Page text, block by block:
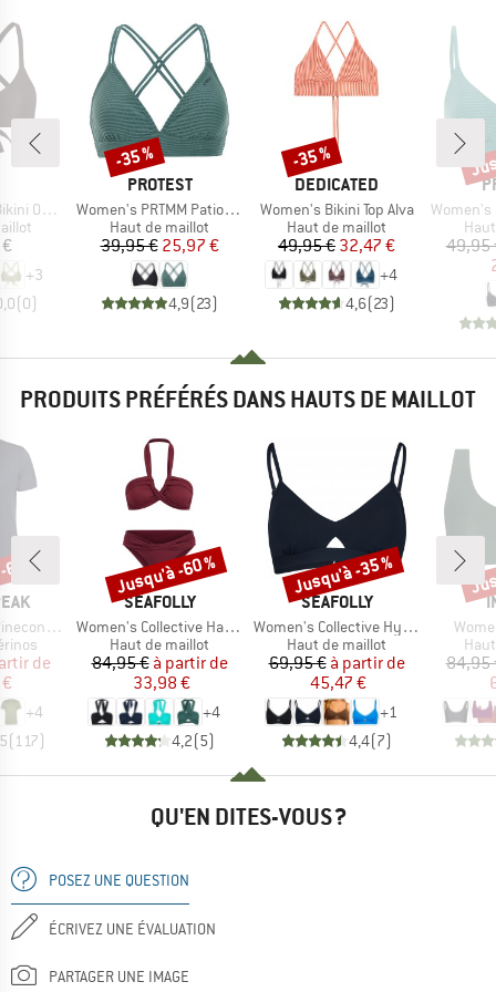
Dace
+3
(0)
MARQUE
PROTEST
Article
Women's PRTMM Patio Triangle
Product group
Haut de maillot
Prix
39,95 €Prix réduit
25,97 €
4,9(23)
Remise
-35 %
MARQUE
DEDICATED
Article
Women's Bikini Top Alva
Product group
Haut de maillot
Prix
49,95 €Prix réduit
32,47 €
+4
4,6(23)
Remise
-35 %
Article
Women's
49,95
PRODUITS PRÉFÉRÉS DANS HAUTS DE MAILLOT
II T-Shirt
réduit
de
+4
(117)
%
MARQUE
SEAFOLLY
Article
Women's Collective Halter Bandeau
Product group
Haut de maillot
Prix
84,95 € Prix réduit
à partir de
33,98 €
+4
4,2(5)
Remise
Jusqu'à -60 %
MARQUE
SEAFOLLY
Article
Women's Collective Hybrid Bralette
Product group
Haut de maillot
Prix
69,95 € Prix réduit
à partir de
45,47 €
+1
4,4(7)
Remise
Jusqu'à -35 %
Article
84,95
QU'EN DITES-VOUS ?
POSEZ UNE QUESTION
ÉCRIVEZ UNE ÉVALUATION
PARTAGER UNE IMAGE